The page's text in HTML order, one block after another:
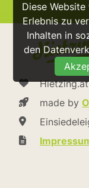
Diese
Erlebnis zu
Inhalten in
den
Hietzing.at
made by